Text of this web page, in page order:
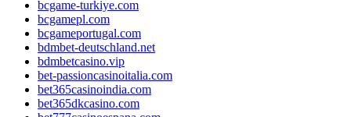
bcgame-turkiye.com
bcgamepl.com
bcgameportugal.com
bdmbet-deutschland.net
bdmbetcasino.vip
bet-passioncasinoitalia.com
bet365casinoindia.com
bet365dkcasino.com